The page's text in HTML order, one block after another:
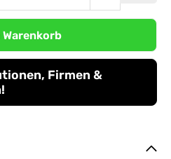
Warenkorb
Firmen &